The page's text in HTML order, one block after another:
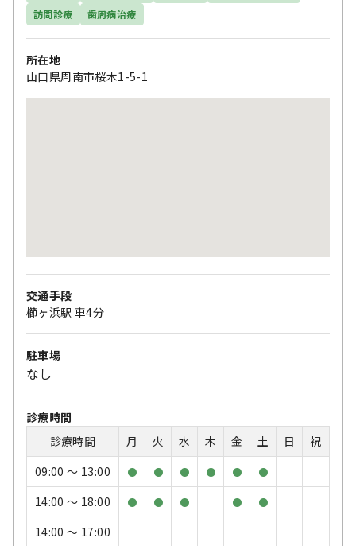
訪問診療
歯周病治療
所在地
山口県周南市桜木1-5-1
交通手段
櫛ヶ浜駅 車4分
駐車場
なし
診療時間
診療時間
月 火 水 木 金 土 日
祝
09:00 〜 13:00
● ● ● ● ● ●
14:00 〜 18:00 ● ● ● ● ●
14:00 〜 17:00